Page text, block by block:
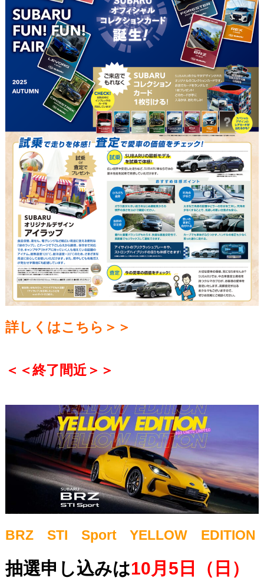
詳しくはこちら＞＞
＜＜終了間近＞＞
BRZ STI Sport YELLOW EDITION
抽選申し込みは10月5日（日）